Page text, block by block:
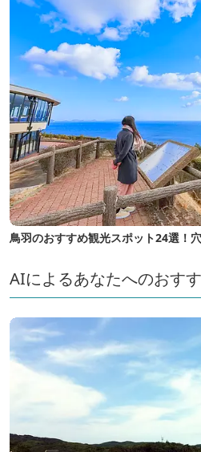
鳥羽のおすすめ観光スポット24選！
AIによるあなたへのおす